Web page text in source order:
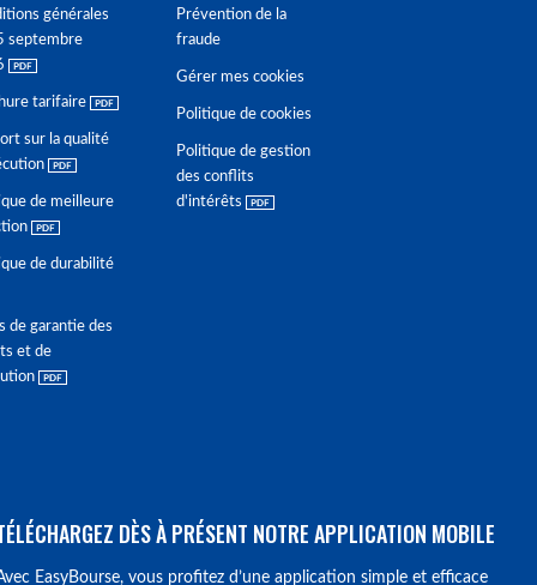
générales
septembre
tarifaire
sur la qualité
de meilleure
de durabilité
de garantie des
et de
Prévention de la
fraude
Gérer mes cookies
Politique de cookies
Politique de gestion
des conflits
d'intérêts
DÈS À PRÉSENT NOTRE APPLICATION MOBILE
EasyBourse, vous profitez d’une application simple et efficace